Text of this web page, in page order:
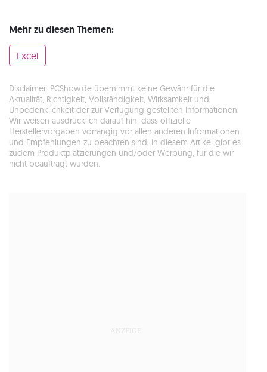
Mehr zu diesen Themen:
Excel
Disclaimer: PCShow.de übernimmt keine Gewähr für die
Aktualität, Richtigkeit, Vollständigkeit, Wirksamkeit und
Unbedenklichkeit der zur Verfügung gestellten Informationen.
Wir weisen ausdrücklich darauf hin, dass offizielle
Herstellervorgaben vorrangig vor allen anderen Informationen
und Empfehlungen zu beachten sind. In diesem Artikel gibt es
zudem Produktplatzierungen und/oder Werbung, für die wir
nicht beauftragt wurden.